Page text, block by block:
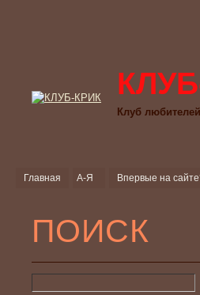
Клуб
Главная А-Я Впервые на
ПОИСК